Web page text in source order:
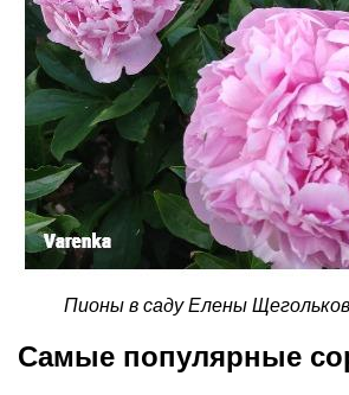
Пионы в саду Елены
Самые популярные